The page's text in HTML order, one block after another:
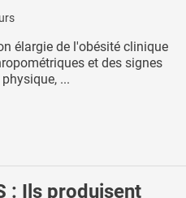
élargie de l'obésité clinique
et des signes
...
: Ils produisent